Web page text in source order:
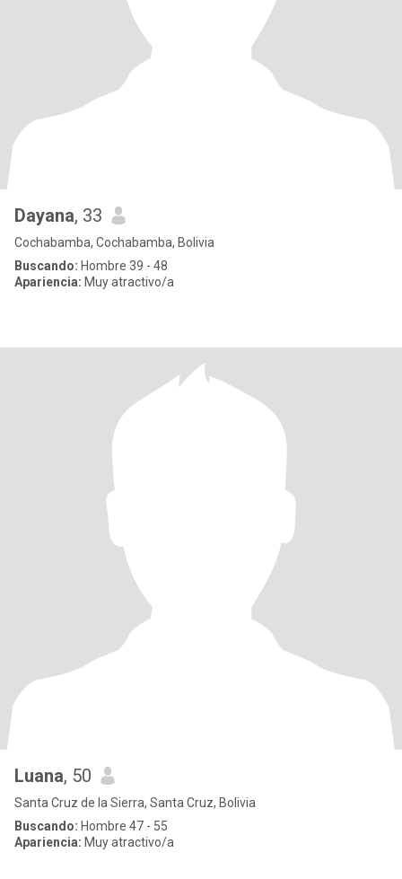
Dayana, 33
Cochabamba, Cochabamba, Bolivia
Buscando: Hombre 39 - 48
Apariencia: Muy atractivo/a
Luana, 50
Santa Cruz de la Sierra, Santa Cruz, Bolivia
Buscando: Hombre 47 - 55
Apariencia: Muy atractivo/a